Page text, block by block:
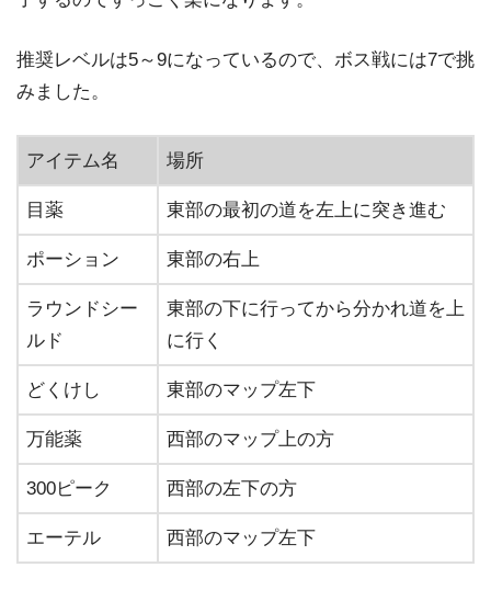
推奨レベルは5～9になっているので、ボス戦には7で挑
みました。
アイテム名 場所
目薬 東部の最初の道を左上に突き進む
ポーション 東部の右上
ラウンドシー
ルド
東部の下に行ってから分かれ道を上
に行く
どくけし 東部のマップ左下
万能薬 西部のマップ上の方
300ピーク 西部の左下の方
エーテル 西部のマップ左下